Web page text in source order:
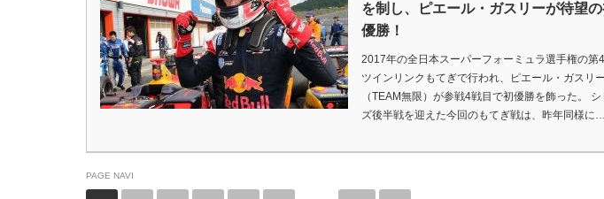
を制し、ピエール・ガスリーが待望の
優勝！
2017年の全日本スーパーフォーミュラ選手権の第
ツインリンクもてぎで行われ、ピエール・ガスリー
（TEAM無限）が参戦4戦目で初優勝を飾った。 シ
ズ後半戦を迎えた今回のもてぎ戦は、昨年同様に…
PAGE NAVI